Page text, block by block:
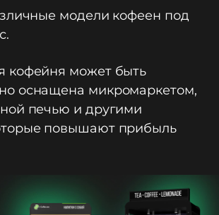
модели кофеен под
кофейня может быть
оснащена микромаркетом,
печью и другими
повышают прибыль